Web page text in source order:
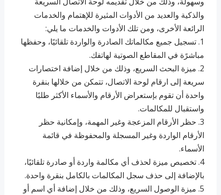
والذكية والعديد من الأدوات المثيرة للإهتمام والخدمات
الرائعة الأخرى، ومن تلك الأدوات والخدمات ما يلي:
1. تسجيل جميع مكالماتك الصادرة والواردة تلقائيًا، وحفظها
مباشرًة في المقاطع الصوتية لهاتفك.
2. ميزة البحث السريع، وذلك من خلال إضافة اختصارات
سريعة إلى ارقام لوحة الاتصال، تتمكن من خلالها بنقرة
واحدة أن تقوم بإستعراض الأرقام والأسماء الأكثر طلبًا
واستقبال للمكالمات.
3. حظر الأرقام المزعجة وغير المهمة، وإمكانية حظر
الأرقام الواردة وغير المسجلة والمحفوظة في قائمة
الأسماء.
4. تخصيص ميزة لحذف أي مكالمة واردة أو صادرة تلقائيًا،
بالإضافة إلى حذف سجل المكالمات بالكامل بنقرة واحدة.
5. ميزة الوصول السريع، وذلك من خلال إضافة أي اسم أو